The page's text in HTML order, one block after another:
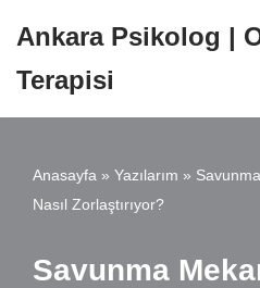
geç
Ankara Psikolog |
Terapisi
Anasayfa » Yazılarım »
Nasıl Zorlaştırıyor?
Savunma